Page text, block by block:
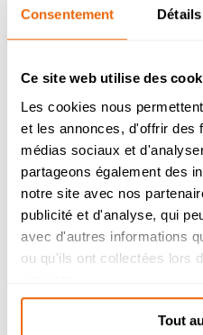
Consentement Détails
Ce site web utilise des
Les cookies nous
et les annonces, d'offrir des
médias sociaux et
partageons également des
notre site avec nos
publicité et d'analyse, qui
avec d'autres informations
ou qu'ils ont collectées lors
Tout
ainsi que d’autres
Bachelor
Humanités :
dossiers de
Bachelor Design
étudiés